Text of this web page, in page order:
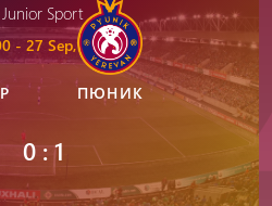
Junior Sport
- 27 Sep, 2025
0 : 1
ПЮНИК